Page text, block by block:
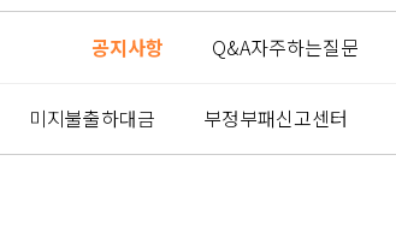
공지사항 Q&A자주하는질문
미지불출하대금 부정부패신고센터